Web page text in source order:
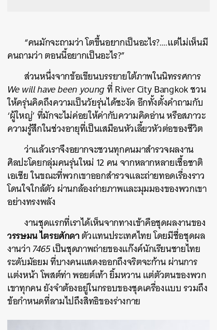
“คนมักจะถามว่า โตขึ้นอยากเป็นอะไร?….แต่ไม่เห็นมี
คนถามว่า ตอนนี้อยากเป็นอะไร?”
ส่วนหนึ่งจากข้อเขียนบรรยายใต้ภาพในนิทรรศการ
We will have been youngที่ River City Bangkok ชวน
ให้ครุ่นคิดถึงความเป็นวัยรุ่นได้ชะงัด อีกทั้งตั้งคำถามกับ
‘ผู้ใหญ่’ ที่มักจะไม่ค่อยให้ค่ากับความคิดอ่าน หรือสภาวะ
ความรู้สึกในช่วงอายุที่เป็นเสมือนหัวเลี้ยวหัวต่อของชีวิต
ว่าแล้วเราจึงอยากจะชวนทุกคนมาสำรวจผลงาน
ศิลปะโดยกลุ่มคนรุ่นใหม่ 12 คน จากหลากหลายเชื้อชาติ
เอเชีย ในขณะที่พวกเขาออกสำรวจและถ่ายทอดเรื่องราว
โดนใจใกล้ตัว ผ่านกล้องถ่ายภาพและมุมมองของพวกเขา
อย่างทรงพลัง
งานชุดแรกที่เราได้เห็นจากทางเข้าคือชุดผลงานของ
วรรษมน ไตรยศักดาตัวแทนประเทศไทย โดยมีชื่อชุดผล
งานว่า7465เป็นชุดภาพถ่ายของแก๊งค์นักเรียนชายไทย
ระดับมัธยม ที่บางคนแสดงออกถึงจริตจะก้าน ผ่านการ
แต่งหน้า โพสต์ท่า พอยต์เท้า ยิ้มหวาน แต่ตัวตนของพวก
เขาทุกคน ยังจำต้องอยู่ในกรอบของชุดเครื่องแบบ รวมถึง
ข้อกำหนดที่ลามไปถึงสิทธิของร่างกาย